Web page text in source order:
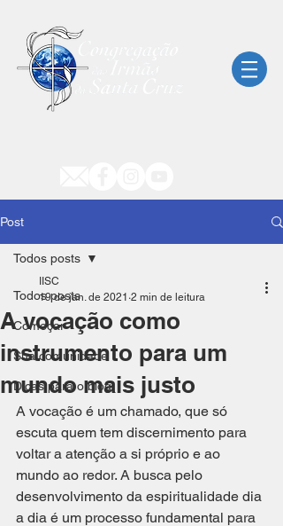
Post
Todos posts
Começar
Sua comunidade
Dicas para o blog
Todos posts
A vocação como
instrumento para um
mundo mais justo
IISC
19 de jan. de 2021 2 min de leitura
A vocação é um chamado, que só
escuta quem tem discernimento para
voltar a atenção a si próprio e ao
mundo ao redor. A busca pelo
desenvolvimento da espiritualidade dia
a dia é um processo fundamental para